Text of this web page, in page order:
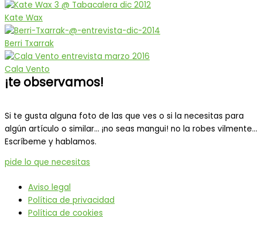
Kate Wax
Berri Txarrak
Cala Vento
¡te observamos!
Si te gusta alguna foto de las que ves o si la necesitas para
algún artículo o similar… ¡no seas mangui! no la robes vilmente…
Escríbeme y hablamos.
pide lo que necesitas
Aviso legal
Política de privacidad
Política de cookies